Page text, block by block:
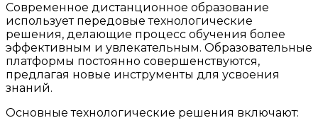
Современное дистанционное образование
использует передовые технологические
решения, делающие процесс обучения более
эффективным и увлекательным. Образовательные
платформы постоянно совершенствуются,
предлагая новые инструменты для усвоения
знаний.
Основные технологические решения включают: